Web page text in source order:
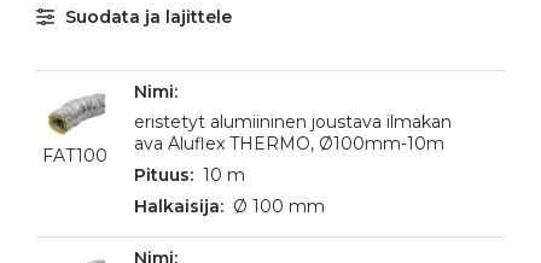
Suodata ja lajittele
FAT100
eristetyt alumiininen joustava ilmakan
ava Aluflex THERMO, Ø100mm-10m
10 m
Ø 100 mm